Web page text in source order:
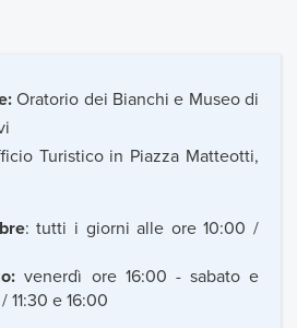
Oratorio dei Bianchi e Museo di
Turistico in Piazza Matteotti,
: tutti i giorni alle ore 10:00 /
venerdì ore 16:00 - sabato e
11:30 e 16:00